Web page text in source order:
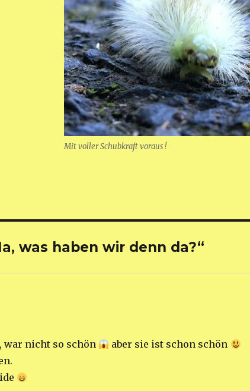
Mit voller Schubkraft voraus !
was haben wir denn da?“
war nicht so schön
aber sie ist schon schön